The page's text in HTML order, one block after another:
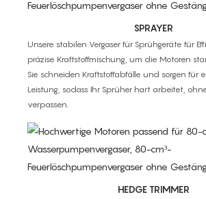
SPRAYER
Unsere stabilen Vergaser für Sprühgeräte für
präzise Kraftstoffmischung, um die Motoren
Sie schneiden Kraftstoffabfälle und sorgen für
Leistung, sodass Ihr Sprüher hart arbeitet,
verpassen.
HEDGE TRIMMER